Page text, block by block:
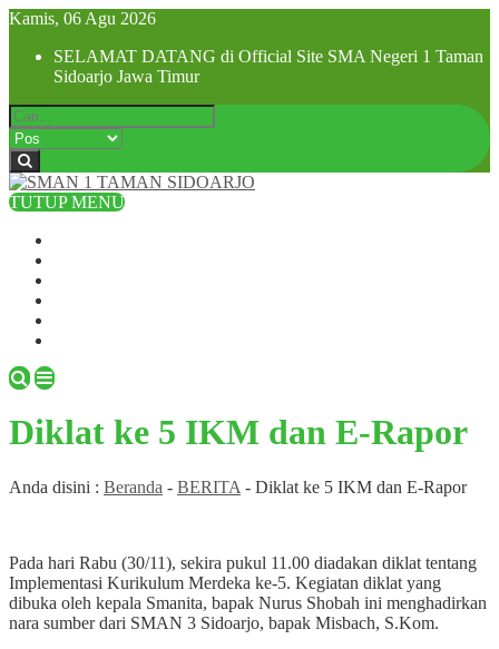
Kamis, 06 Agu 2026
SELAMAT DATANG di Official Site SMA Negeri 1 Taman
Sidoarjo Jawa Timur
TUTUP MENU
Diklat ke 5 IKM dan E-Rapor
Anda disini : Beranda - BERITA - Diklat ke 5 IKM dan E-Rapor
Pada hari Rabu (30/11), sekira pukul 11.00 diadakan diklat tentang
Implementasi Kurikulum Merdeka ke-5. Kegiatan diklat yang
dibuka oleh kepala Smanita, bapak Nurus Shobah ini menghadirkan
nara sumber dari SMAN 3 Sidoarjo, bapak Misbach, S.Kom.